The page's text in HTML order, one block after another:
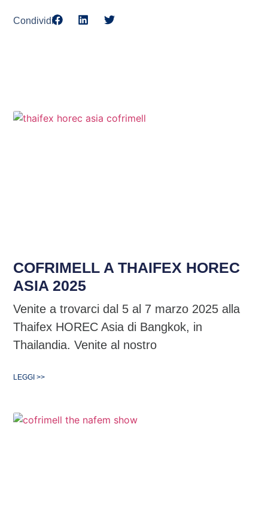
Condividi:
COFRIMELL A THAIFEX HOREC
ASIA 2025
Venite a trovarci dal 5 al 7 marzo 2025 alla
Thaifex HOREC Asia di Bangkok, in
Thailandia. Venite al nostro
LEGGI >>